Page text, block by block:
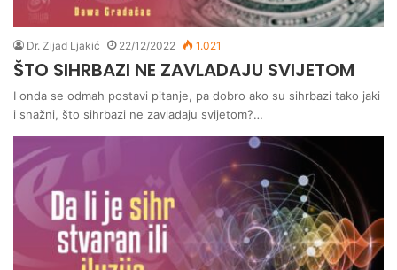
Dr. Zijad Ljakić 22/12/2022 1.021
ŠTO SIHRBAZI NE ZAVLADAJU SVIJETOM
I onda se odmah postavi pitanje, pa dobro ako su sihrbazi tako jaki
i snažni, što sihrbazi ne zavladaju svijetom?…